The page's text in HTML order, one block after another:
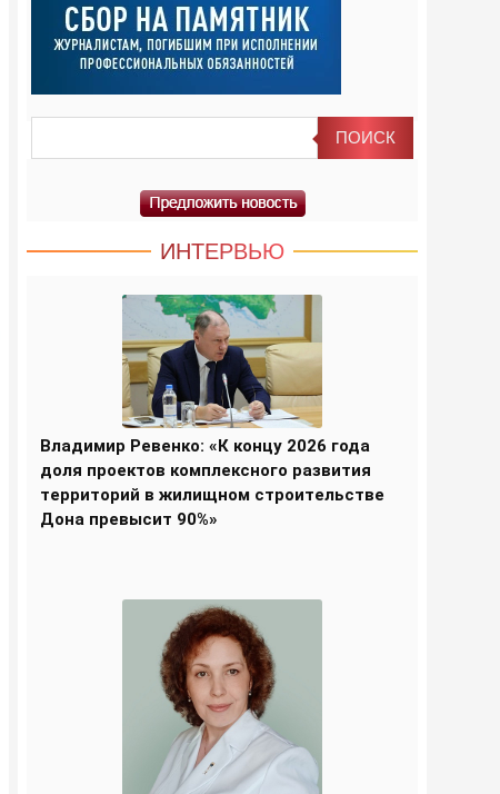
ИНТЕРВЬЮ
Владимир Ревенко: «К концу 2026 года
доля проектов комплексного развития
территорий в жилищном строительстве
Дона превысит 90%»